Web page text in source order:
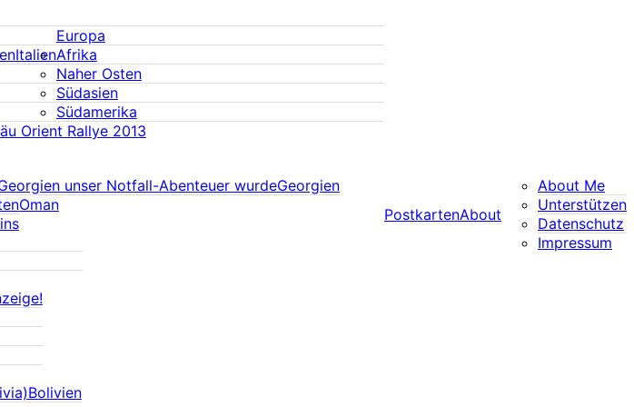
Europa
ItalienAfrika
Naher Osten
Georgien
unser Notfall-Abenteuer wurde
Oman
Südasien
Südamerika
Bolivien
Orient Rallye 2013
PostkartenAbout
About Me
Unterstützen
Datenschutz
Impressum